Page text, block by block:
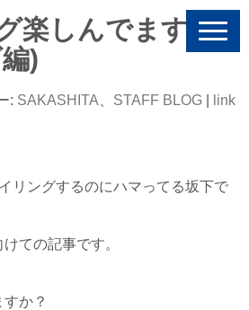
N
g
n
楽しんでます
)
: SAKASHITA STAFF BLOG
link
リングするのにハマってる坂下で
ての記事です。
か？